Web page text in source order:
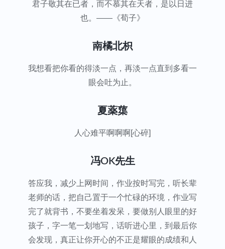
君子敬其在已者，而不慕其在天者，是以日进
也。——《荀子》
南橘北枳
我想看把你看的得淡一点，再淡一点直到多看一
眼会吐为止。
夏薬蕖
人心难平啊啊啊[心碎]
冯OK先生
答应我，减少上网时间，作业按时写完，听长辈
老师的话，把自己置于一个忙碌的环境，作业写
完了就背书，不要坐着发呆，要做别人眼里的好
孩子，字一笔一划地写，话听进心里，到最后你
会发现，真正让你开心的不正是耀眼的成绩和人